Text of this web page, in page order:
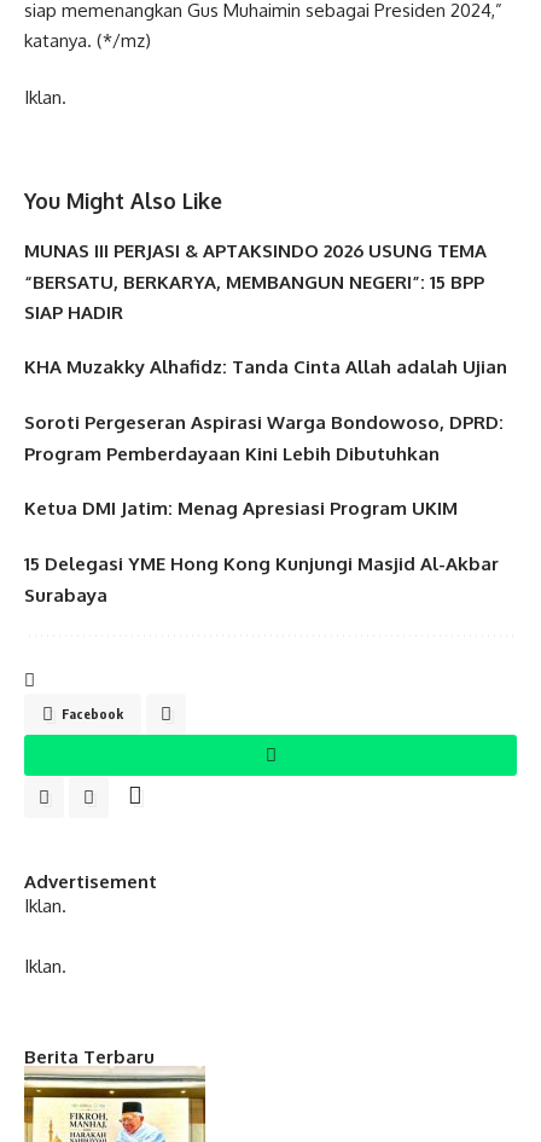
siap memenangkan Gus Muhaimin sebagai Presiden 2024,”
katanya. (*/mz)
Iklan.
You Might Also Like
MUNAS III PERJASI & APTAKSINDO 2026 USUNG TEMA
“BERSATU, BERKARYA, MEMBANGUN NEGERI”: 15 BPP
SIAP HADIR
KHA Muzakky Alhafidz: Tanda Cinta Allah adalah Ujian
Soroti Pergeseran Aspirasi Warga Bondowoso, DPRD:
Program Pemberdayaan Kini Lebih Dibutuhkan
Ketua DMI Jatim: Menag Apresiasi Program UKIM
15 Delegasi YME Hong Kong Kunjungi Masjid Al-Akbar
Surabaya
Facebook
Advertisement
Iklan.
Iklan.
Berita Terbaru